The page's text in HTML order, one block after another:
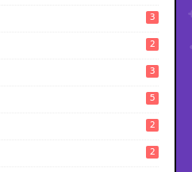
3
2
3
5
2
2